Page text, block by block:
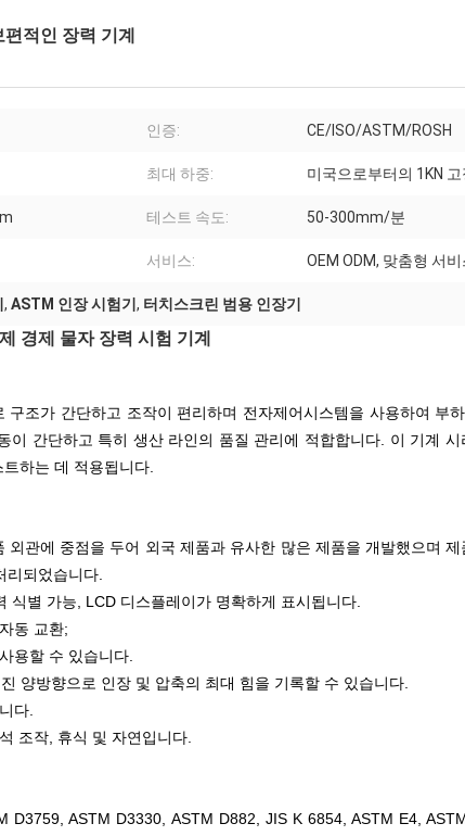
적인 장력 기계
인증: CE/ISO/ASTM/ROSH
최대 하중: 미국으로부터의 1KN
테스트 속도: 50-300mm/분
서비스: OEM ODM, 맞춤형 서비
, ASTM 인장 시험기 , 터치스크린 범용 인장기
경제 물자 장력 시험 기계
구조가 간단하고 조작이 편리하며 전자제어시스템을 사용하여 부
이 간단하고 특히 생산 라인의 품질 관리에 적합합니다. 이 기계 시
하는 데 적용됩니다.
관에 중점을 두어 외국 제품과 유사한 많은 제품을 개발했으며
리되었습니다.
식별 가능, LCD 디스플레이가 명확하게 표시됩니다.
동 교환;
용할 수 있습니다.
양방향으로 인장 및 압축의 최대 힘을 ​​기록할 수 있습니다.
다.
조작, 휴식 및 자연입니다.
D3759, ASTM D3330, ASTM D882, JIS K 6854, ASTM E4,